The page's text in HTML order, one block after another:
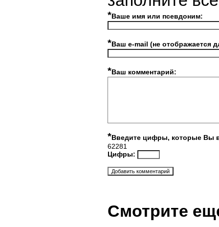
*Ваше имя или псевдоним:
*Ваш e-mail (не отображается
*Ваш комментарий:
*Введите цифры, которые Вы
62281
Цифры:
Смотрите